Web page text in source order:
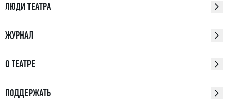
ЛЮДИ ТЕАТРА
ЖУРНАЛ
О ТЕАТРЕ
ПОДДЕРЖАТЬ